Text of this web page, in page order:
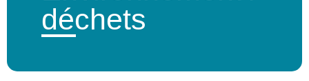
déchets